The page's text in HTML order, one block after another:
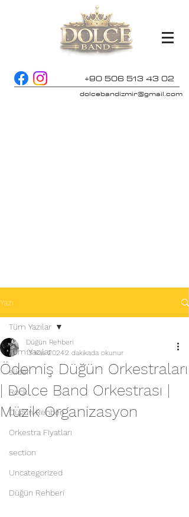
dolcebandizmir@gmail.com
+90 506 513 43 02
Yazı
Tüm Yazılar
slider
Rock
Düğün Rehberi
Orkestra Fiyatları
section
Uncategorized
Düğün Rehberi
Tüm Yazılar
Ödemiş Düğün Orkestraları
| Dolce Band Orkestrası |
Müzik Organizasyon
Düğün Rehberi
13 Kas 20242 dakikada okunur